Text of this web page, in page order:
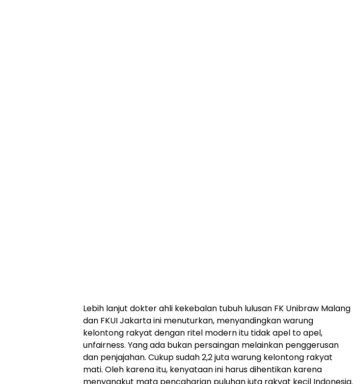
Lebih lanjut dokter ahli kekebalan tubuh lulusan FK Unibraw Malang
dan FKUI Jakarta ini menuturkan, menyandingkan warung
kelontong rakyat dengan ritel modern itu tidak apel to apel,
unfairness. Yang ada bukan persaingan melainkan penggerusan
dan penjajahan. Cukup sudah 2,2 juta warung kelontong rakyat
mati. Oleh karena itu, kenyataan ini harus dihentikan karena